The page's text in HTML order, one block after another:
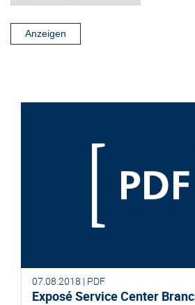
07.08.2018 | PDF
Exposé Service Center